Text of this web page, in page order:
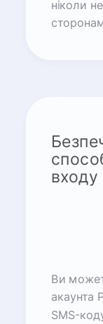
ніколи
входу
Ви
акаунта
SMS-